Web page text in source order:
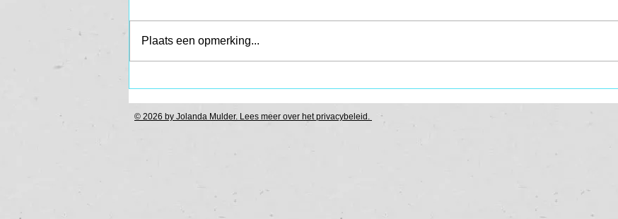
Plaats een opmerking...
© 2026 by Jolanda Mulder. Lees meer over hetprivacybeleid .